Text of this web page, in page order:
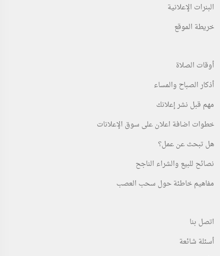
البنرات الإعلانية
خريطة الموقع
أوقات الصلاة
أذكار الصباح والمساء
مهم قبل نشر إعلانك
خطوات اضافة اعلان على سوق الإعلانات
هل تبحث عن عمل؟
نصائح للبيع والشراء الناجح
مفاهيم خاطئة حول سحب العصب
اتصل بنا
أسئلة شائعة